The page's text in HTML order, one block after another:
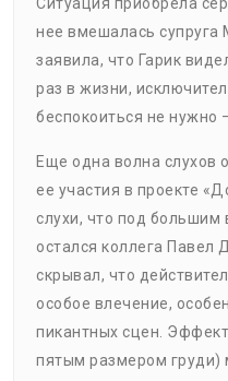
нее вмешалась
заявила, что Гарик
раз в жизни,
беспокоиться не нужно
Еще одна волна слухов
ее участия в проекте
слухи, что под большим
остался коллега Павел
скрывал, что
особое влечение,
пикантных сцен.
пятым размером груди)